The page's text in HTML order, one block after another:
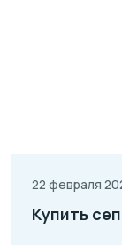
22 февраля
Купить